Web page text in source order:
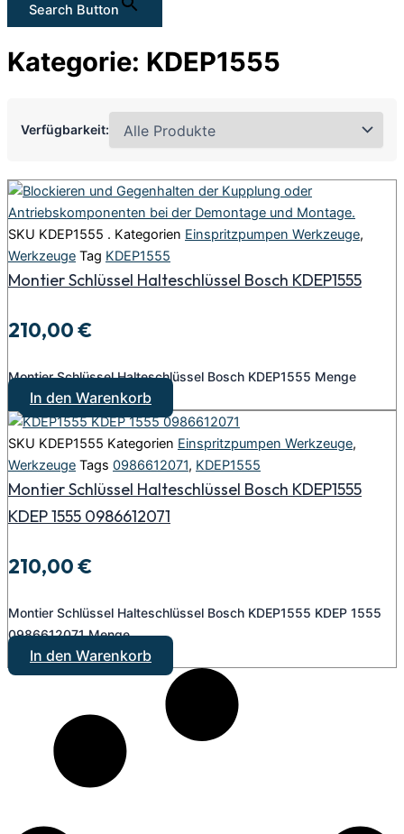
Search Button
Kategorie: KDEP1555
Verfügbarkeit:
SKU KDEP1555 . Kategorien Einspritzpumpen Werkzeuge,
Werkzeuge Tag KDEP1555
Montier Schlüssel Halteschlüssel Bosch KDEP1555
210,00€
Montier Schlüssel Halteschlüssel Bosch KDEP1555 Menge
In den Warenkorb
SKU KDEP1555 Kategorien Einspritzpumpen Werkzeuge,
Werkzeuge Tags 0986612071, KDEP1555
Montier Schlüssel Halteschlüssel Bosch KDEP1555
KDEP 1555 0986612071
210,00€
Montier Schlüssel Halteschlüssel Bosch KDEP1555 KDEP 1555
0986612071 Menge
In den Warenkorb